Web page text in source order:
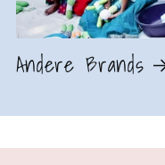
Andere Brands